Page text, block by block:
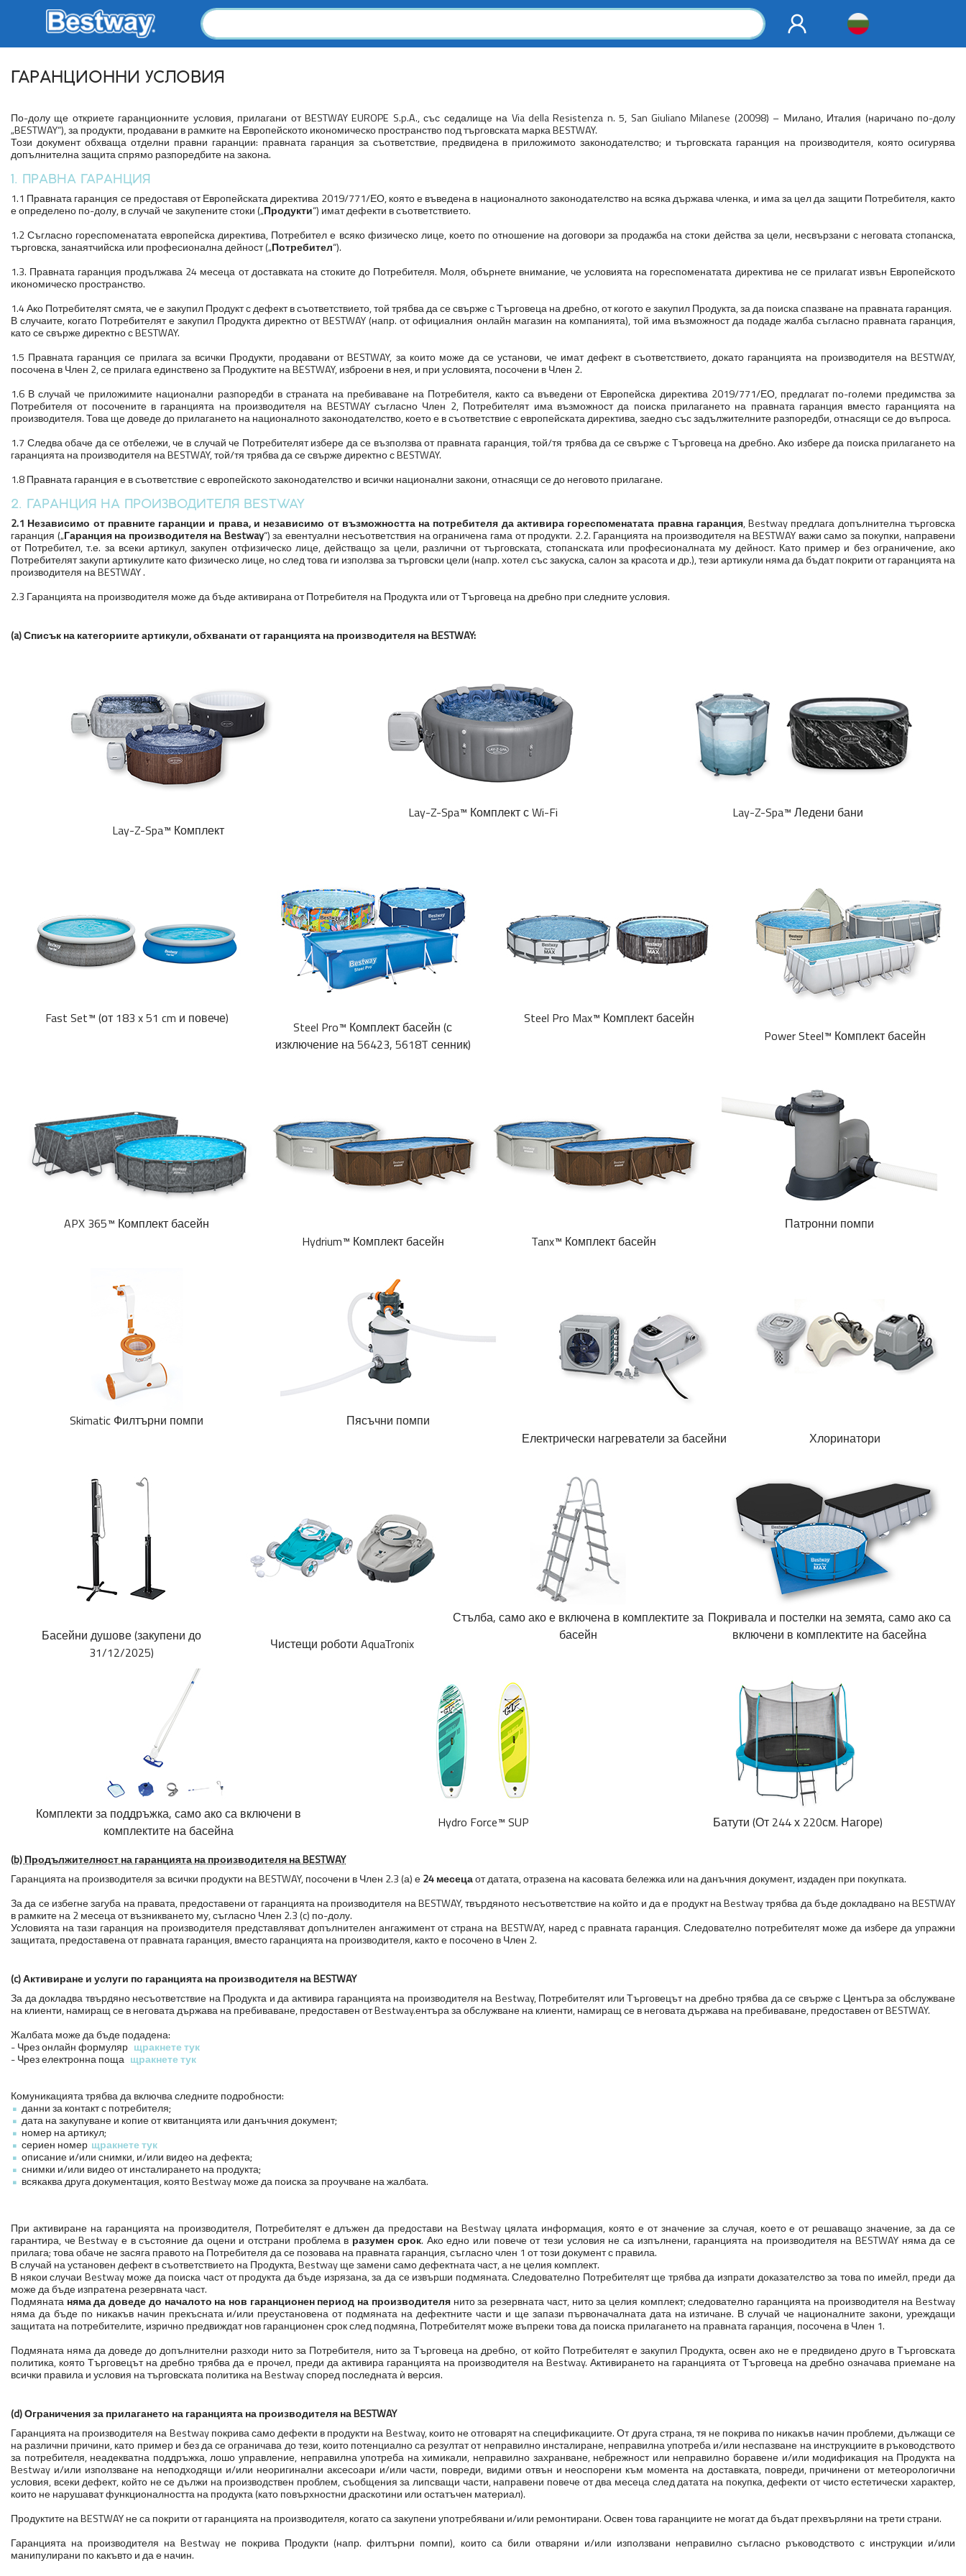
ГАРАНЦИОННИ УСЛОВИЯ
По-долу ще откриете гаранционните условия, прилагани от BESTWAY EUROPE S.p.A., със седалище на Via della Resistenza n. 5, San Giuliano Milanese (20098) – Милано, Италия (наричано по-долу
„BESTWAY“), за продукти, продавани в рамките на Европейското икономическо пространство под търговската марка BESTWAY.
Този документ обхваща отделни правни гаранции: правната гаранция за съответствие, предвидена в приложимото законодателство; и търговската гаранция на производителя, която осигурява
допълнителна защита спрямо разпоредбите на закона.
1. ПРАВНА ГАРАНЦИЯ
1.1 Правната гаранция се предоставя от Европейската директива 2019/771/ЕО, която е въведена в националното законодателство на всяка държава членка, и има за цел да защити Потребителя, както
е определено по-долу, в случай че закупените стоки („Продукти“) имат дефекти в съответствието.
1.2 Съгласно гореспоменатата европейска директива, Потребител е всяко физическо лице, което по отношение на договори за продажба на стоки действа за цели, несвързани с неговата стопанска,
търговска, занаятчийска или професионална дейност („Потребител“).
1.3. Правната гаранция продължава 24 месеца от доставката на стоките до Потребителя. Моля, обърнете внимание, че условията на гореспоменатата директива не се прилагат извън Европейското
икономическо пространство.
1.4 Ако Потребителят смята, че е закупил Продукт с дефект в съответствието, той трябва да се свърже с Търговеца на дребно, от когото е закупил Продукта, за да поиска спазване на правната гаранция.
В случаите, когато Потребителят е закупил Продукта директно от BESTWAY (напр. от официалния онлайн магазин на компанията), той има възможност да подаде жалба съгласно правната гаранция,
като се свърже директно с BESTWAY.
1.5 Правната гаранция се прилага за всички Продукти, продавани от BESTWAY, за които може да се установи, че имат дефект в съответствието, докато гаранцията на производителя на BESTWAY,
посочена в Член 2, се прилага единствено за Продуктите на BESTWAY, изброени в нея, и при условията, посочени в Член 2.
1.6 В случай че приложимите национални разпоредби в страната на пребиваване на Потребителя, както са въведени от Европейска директива 2019/771/ЕО, предлагат по-големи предимства за
Потребителя от посочените в гаранцията на производителя на BESTWAY съгласно Член 2, Потребителят има възможност да поиска прилагането на правната гаранция вместо гаранцията на
производителя. Това ще доведе до прилагането на националното законодателство, което е в съответствие с европейската директива, заедно със задължителните разпоредби, отнасящи се до въпроса.
1.7 Следва обаче да се отбележи, че в случай че Потребителят избере да се възползва от правната гаранция, той/тя трябва да се свърже с Търговеца на дребно. Ако избере да поиска прилагането на
гаранцията на производителя на BESTWAY, той/тя трябва да се свърже директно с BESTWAY.
1.8 Правната гаранция е в съответствие с европейското законодателство и всички национални закони, отнасящи се до неговото прилагане.
2. ГАРАНЦИЯ НА ПРОИЗВОДИТЕЛЯ BESTWAY
2.1 Независимо от правните гаранции и права, и независимо от възможността на потребителя да активира гореспоменатата правна гаранция, Bestway предлага допълнителна търговска
гаранция („Гаранция на производителя на Bestway“) за евентуални несъответствия на ограничена гама от продукти. 2.2. Гаранцията на производителя на BESTWAY важи само за покупки, направени
от Потребител, т.е. за всеки артикул, закупен отфизическо лице, действащо за цели, различни от търговската, стопанската или професионалната му дейност. Като пример и без ограничение, ако
Потребителят закупи артикулите като физическо лице, но след това ги използва за търговски цели (напр. хотел със закуска, салон за красота и др.), тези артикули няма да бъдат покрити от гаранцията на
производителя на BESTWAY .
2.3 Гаранцията на производителя може да бъде активирана от Потребителя на Продукта или от Търговеца на дребно при следните условия.
(a) Списък на категориите артикули, обхванати от гаранцията на производителя на BESTWAY:
Lay-Z-Spa™ Комплект
Lay-Z-Spa™ Комплект с Wi-Fi Lay-Z-Spa™ Ледени бани
Fast Set™ (от 183 x 51 cm и повече)
Steel Pro™ Комплект басейн (с
изключение на 56423, 5618T сенник)
Steel Pro Max™ Комплект басейн
Power Steel™ Комплект басейн
APX 365™ Комплект басейн
Hydrium™ Комплект басейн
Tanx™ Комплект басейн
Патронни помпи
Skimatic Филтърни помпи
Пясъчни помпи
Електрически нагреватели за басейни
Хлоринатори
Басейни душове (закупени до
31/12/2025)
Чистещи роботи AquaTronix
Стълба, само ако е включена в комплектите за
басейн
Покривала и постелки на земята, само ако са
включени в комплектите на басейна
Комплекти за поддръжка, само ако са включени в
комплектите на басейна
Hydro Force™ SUP Батути (От 244 х 220см. Нагоре)
(b) Продължителност на гаранцията на производителя на BESTWAY
Гаранцията на производителя за всички продукти на BESTWAY, посочени в Член 2.3 (а) е24 месецаот датата, отразена на касовата бележка или на данъчния документ, издаден при покупката.
За да се избегне загуба на правата, предоставени от гаранцията на производителя на BESTWAY, твърдяното несъответствие на който и да е продукт на Bestway трябва да бъде докладвано на BESTWAY
в рамките на 2 месеца от възникването му, съгласно Член 2.3 (c) по-долу.
Условията на тази гаранция на производителя представляват допълнителен ангажимент от страна на BESTWAY, наред с правната гаранция. Следователно потребителят може да избере да упражни
защитата, предоставена от правната гаранция, вместо гаранцията на производителя, както е посочено в Член 2.
(c) Активиране и услуги по гаранцията на производителя на BESTWAY
За да докладва твърдяно несъответствие на Продукта и да активира гаранцията на производителя на Bestway, Потребителят или Търговецът на дребно трябва да се свърже с Центъра за обслужване
на клиенти, намиращ се в неговата държава на пребиваване, предоставен от Bestway.ентъра за обслужване на клиенти, намиращ се в неговата държава на пребиваване, предоставен от BESTWAY.
Жалбата може да бъде подадена:
- Чрез онлайн формуляр щракнете тук
- Чрез електронна поща щракнете тук
Комуникацията трябва да включва следните подробности:
данни за контакт с потребителя;
дата на закупуване и копие от квитанцията или данъчния документ;
номер на артикул;
сериен номер щракнете тук
описание и/или снимки, и/или видео на дефекта;
снимки и/или видео от инсталирането на продукта;
всякаква друга документация, която Bestway може да поиска за проучване на жалбата.
При активиране на гаранцията на производителя, Потребителят е длъжен да предостави на Bestway цялата информация, която е от значение за случая, което е от решаващо значение, за да се
гарантира, че Bestway е в състояние да оцени и отстрани проблема в разумен срок. Ако едно или повече от тези условия не са изпълнени, гаранцията на производителя на BESTWAY няма да се
прилага; това обаче не засяга правото на Потребителя да се позовава на правната гаранция, съгласно член 1 от този документ с правила.
В случай на установен дефект в съответствието на Продукта, Bestway ще замени само дефектната част, а не целия комплект.
В някои случаи Bestway може да поиска част от продукта да бъде изрязана, за да се извърши подмяната. Следователно Потребителят ще трябва да изпрати доказателство за това по имейл, преди да
може да бъде изпратена резервната част.
Подмяната няма да доведе до началото на нов гаранционен период на производителянито за резервната част, нито за целия комплект; следователно гаранцията на производителя на Bestway
няма да бъде по никакъв начин прекъсната и/или преустановена от подмяната на дефектните части и ще запази първоначалната дата на изтичане. В случай че националните закони, уреждащи
защитата на потребителите, изрично предвиждат нов гаранционен срок след подмяна, Потребителят може въпреки това да поиска прилагането на правната гаранция, посочена в Член 1.
Подмяната няма да доведе до допълнителни разходи нито за Потребителя, нито за Търговеца на дребно, от който Потребителят е закупил Продукта, освен ако не е предвидено друго в Търговската
политика, която Търговецът на дребно трябва да е прочел, преди да активира гаранцията на производителя на Bestway. Активирането на гаранцията от Търговеца на дребно означава приемане на
всички правила и условия на търговската политика на Bestway според последната ѝ версия.
(d) Ограничения за прилагането на гаранцията на производителя на BESTWAY
Гаранцията на производителя на Bestway покрива само дефекти в продукти на Bestway, които не отговарят на спецификациите. От друга страна, тя не покрива по никакъв начин проблеми, дължащи се
на различни причини, като пример и без да се ограничава до тези, които потенциално са резултат от неправилно инсталиране, неправилна употреба и/или неспазване на инструкциите в ръководството
за потребителя, неадекватна поддръжка, лошо управление, неправилна употреба на химикали, неправилно захранване, небрежност или неправилно боравене и/или модификация на Продукта на
Bestway и/или използване на неподходящи и/или неоригинални аксесоари и/или части, повреди, видими отвън и неоспорени към момента на доставката, повреди, причинени от метеорологични
условия, всеки дефект, който не се дължи на производствен проблем, съобщения за липсващи части, направени повече от два месеца след датата на покупка, дефекти от чисто естетически характер,
които не нарушават функционалността на продукта (като повърхностни драскотини или остатъчен материал).
Продуктите на BESTWAY не са покрити от гаранцията на производителя, когато са закупени употребявани и/или ремонтирани. Освен това гаранциите не могат да бъдат прехвърляни на трети страни.
Гаранцията на производителя на Bestway не покрива Продукти (напр. филтърни помпи), които са били отваряни и/или използвани неправилно съгласно ръководството с инструкции и/или
манипулирани по какъвто и да е начин.